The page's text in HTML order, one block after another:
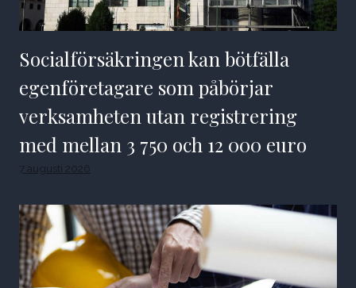
Socialförsäkringen kan bötfälla
egenföretagare som påbörjar
verksamheten utan registrering
med mellan 3 750 och 12 000 euro
7 augusti 2026